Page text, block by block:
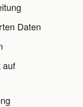
Daten
auf